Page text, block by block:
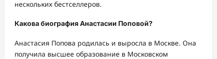
нескольких бестселлеров.
Какова биография Анастасии Поповой?
Анастасия Попова родилась и выросла в Москве. Она
получила высшее образование в Московском